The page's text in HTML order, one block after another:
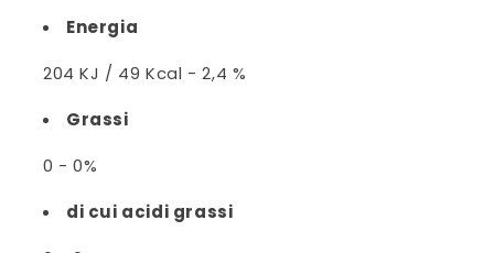
Energia
204 KJ / 49 Kcal - 2,4 %
Grassi
0 - 0%
di cui acidi grassi